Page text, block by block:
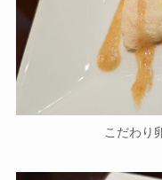
こだわり